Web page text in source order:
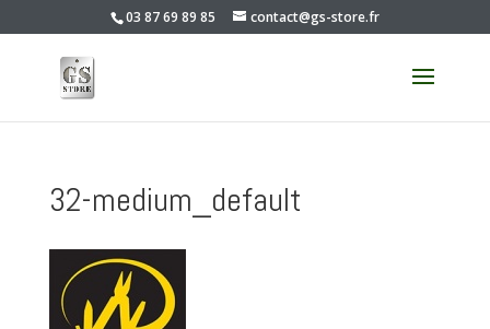
03 87 69 89 85 contact@gs-store.fr
32-medium_default